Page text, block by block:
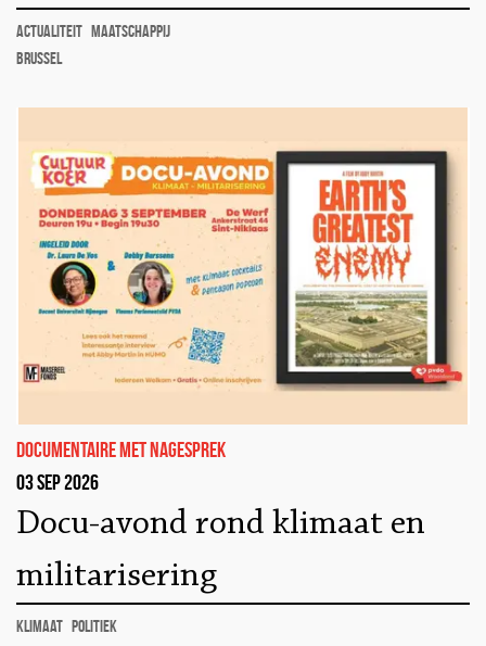
actualiteit maatschappij
Brussel
documentaire met nagesprek
03 sep 2026
Docu-avond rond klimaat en
militarisering
klimaat politiek